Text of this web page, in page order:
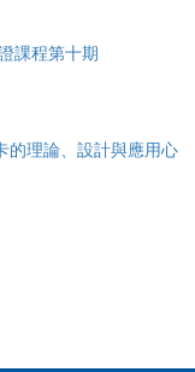
課程第十期
的理論、設計與應用心